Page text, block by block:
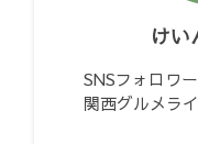
けい
SNSフォロワ
関西グルメライ